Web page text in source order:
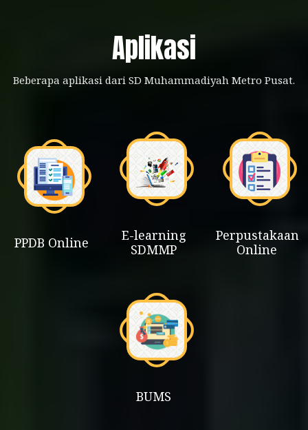
Aplikasi
Beberapa aplikasi dari SD Muhammadiyah Metro Pusat.
PPDB Online
E-learning
SDMMP
Perpustakaan
Online
BUMS